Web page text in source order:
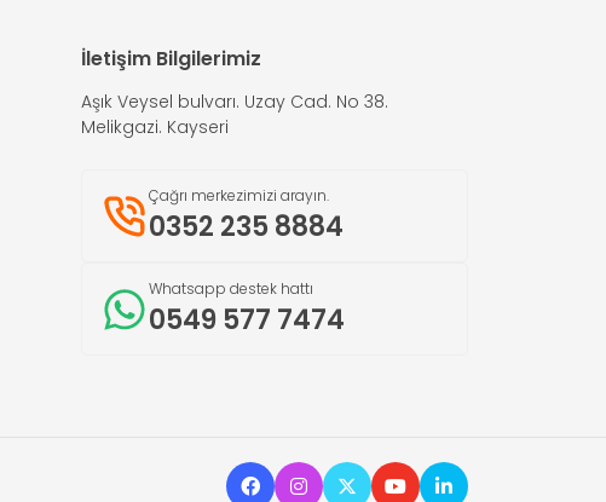
İletişim Bilgilerimiz
Aşık Veysel bulvarı. Uzay Cad. No 38.
Melikgazi. Kayseri
Çağrı merkezimizi arayın.
0352 235 8884
Whatsapp destek hattı
0549 577 7474